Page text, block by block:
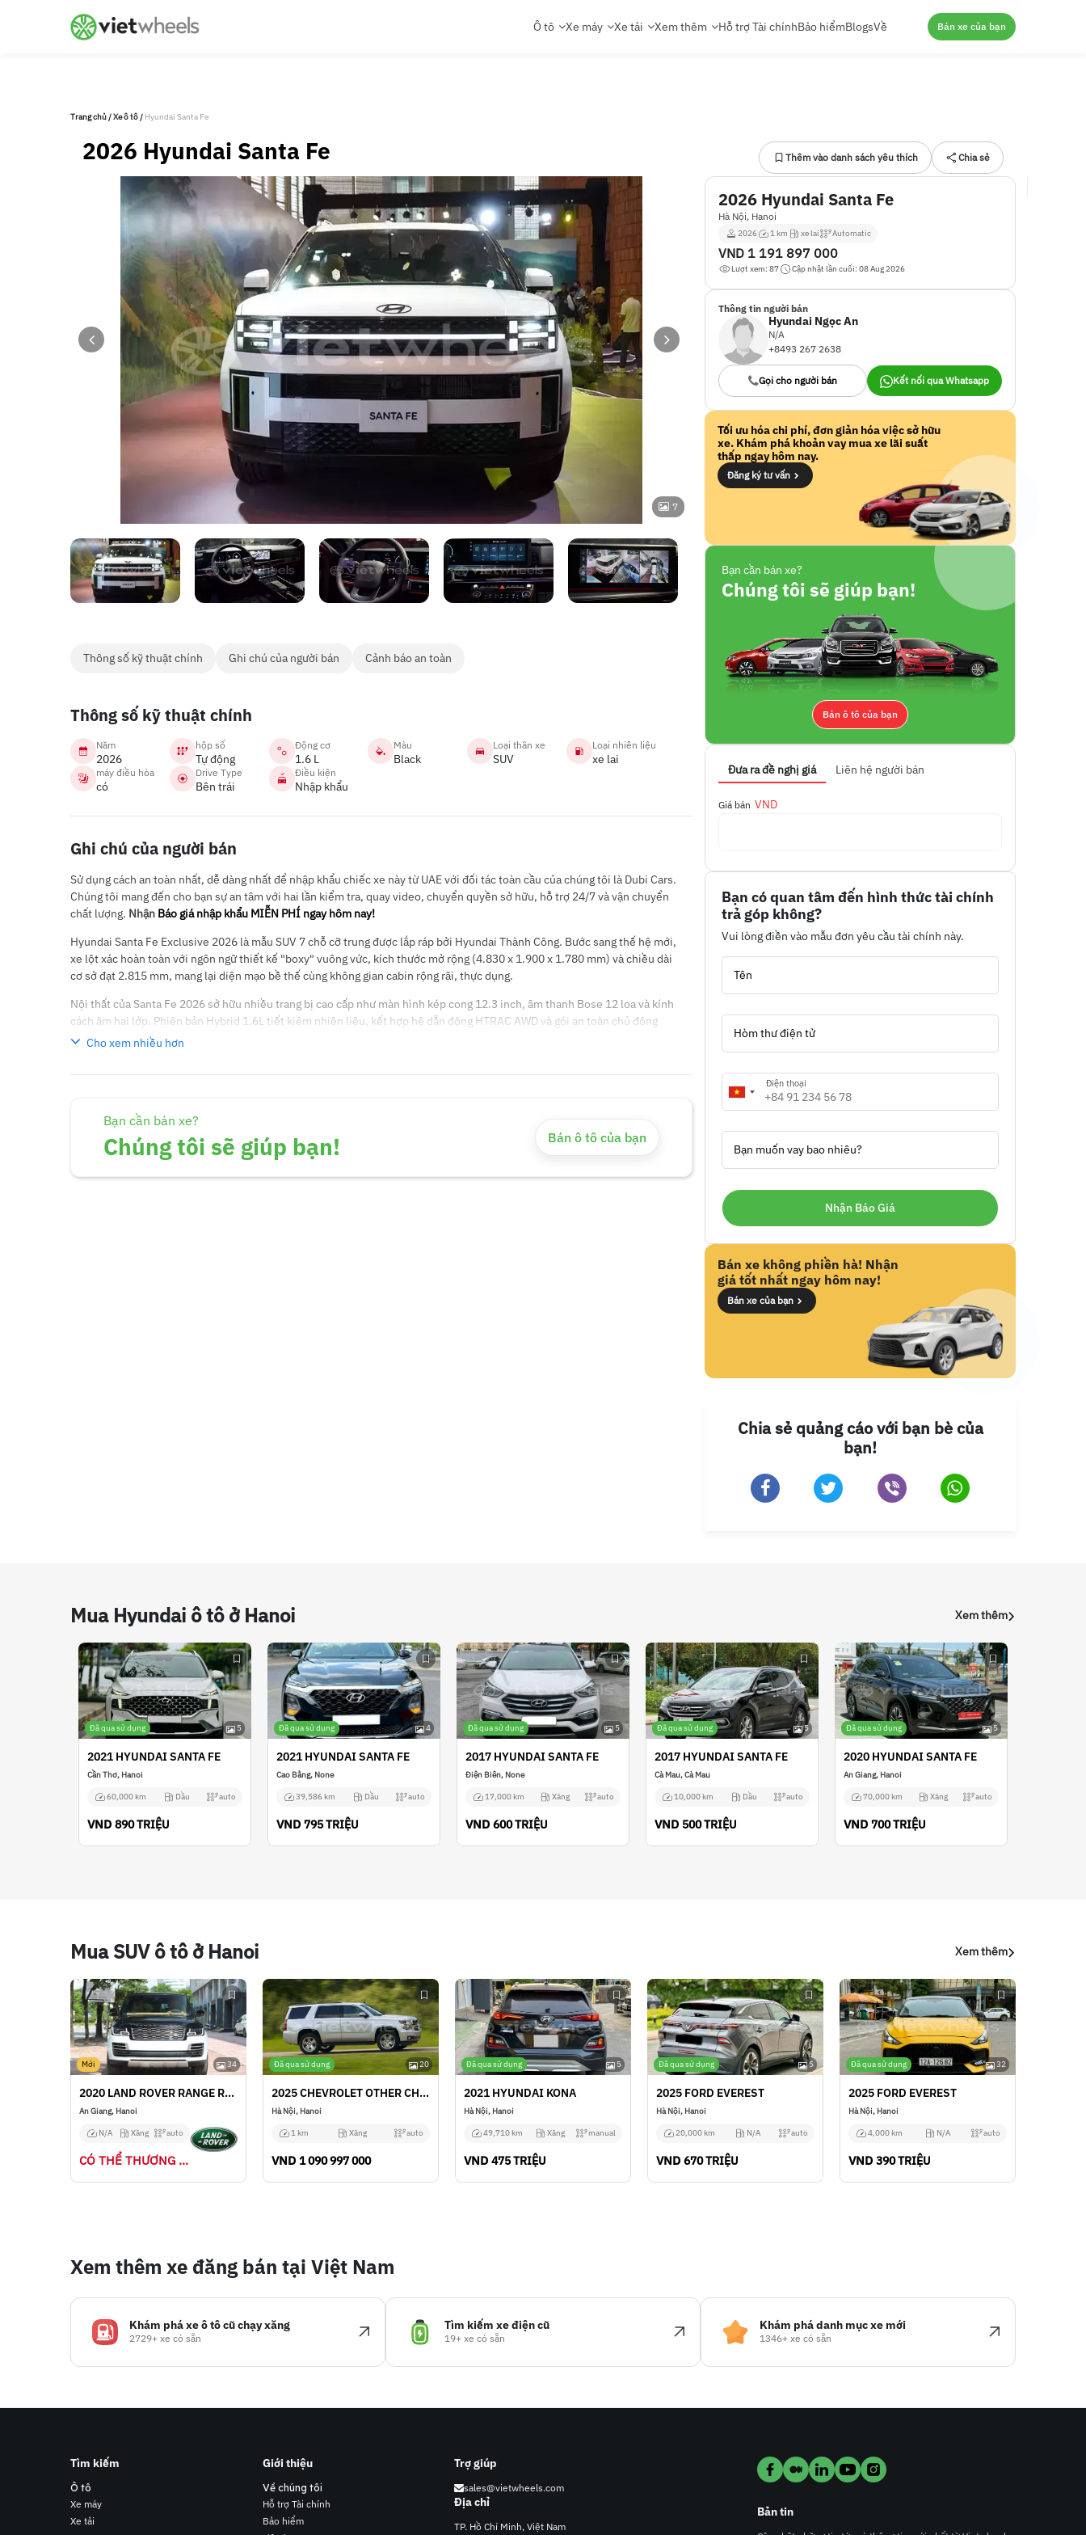
Ô tô
Xe máy Xe tải Xem thêm Hỗ trợ Tài chínhBảo hiểmBlogsVề Bán xe của bạn
Trang chủ/Xe ô tô/ Hyundai Santa Fe
2026 Hyundai Santa Fe Thêm vào danh sách yêu thích Chia sẻ
7
Thông số kỹ thuật chính Ghi chú của người bán Cảnh báo an toàn
Thông số kỹ thuật chính
Năm
2026
hộp số
Tự động
Động cơ
1.6 L
Màu
Black
Loại thân xe
SUV
Loại nhiên liệu
xe lai
máy điều hòa
có
Drive Type
Bên trái
Điều kiện
Nhập khẩu
Ghi chú của người bán
Sử dụng cách an toàn nhất, dễ dàng nhất để nhập khẩu chiếc xe này từ UAE với đối tác toàn cầu của chúng tôi là Dubi Cars.
Chúng tôi mang đến cho bạn sự an tâm với hai lần kiểm tra, quay video, chuyển quyền sở hữu, hỗ trợ 24/7 và vận chuyển
chất lượng. Nhận Báo giá nhập khẩu MIỄN PHÍ ngay hôm nay!
Hyundai Santa Fe Exclusive 2026 là mẫu SUV 7 chỗ cỡ trung được lắp ráp bởi Hyundai Thành Công. Bước sang thế hệ mới,
xe lột xác hoàn toàn với ngôn ngữ thiết kế "boxy" vuông vức, kích thước mở rộng (4.830 x 1.900 x 1.780 mm) và chiều dài
cơ sở đạt 2.815 mm, mang lại diện mạo bề thế cùng không gian cabin rộng rãi, thực dụng.
Nội thất của Santa Fe 2026 sở hữu nhiều trang bị cao cấp như màn hình kép cong 12.3 inch, âm thanh Bose 12 loa và kính
cách âm hai lớp. Phiên bản Hybrid 1.6L tiết kiệm nhiên liệu, kết hợp hệ dẫn động HTRAC AWD và gói an toàn chủ động
Hyundai SmartSense đạt chuẩn 5 sao ASEAN NCAP.
Cho xem nhiều hơn
Bạn cần bán xe?
Chúng tôi sẽ giúp bạn! Bán ô tô của bạn
2026 Hyundai Santa Fe
Hà Nội, Hanoi
2026 1 km xe lai Automatic
VND 1 191 897 000
Lượt xem: 87 Cập nhật lần cuối: 08 Aug 2026
Thông tin người bán
Hyundai Ngọc An
N/A
+8493 267 2638
Gọi cho người bán Kết nối qua Whatsapp
Tối ưu hóa chi phí, đơn giản hóa việc sở hữu
xe. Khám phá khoản vay mua xe lãi suất
thấp ngay hôm nay.
Đăng ký tư vấn
Bạn cần bán xe?
Chúng tôi sẽ giúp bạn!
Bán ô tô của bạn
Đưa ra đề nghị giá Liên hệ người bán
Giá bán VND
Bạn có quan tâm đến hình thức tài chính
trả góp không?
Vui lòng điền vào mẫu đơn yêu cầu tài chính này.
Tên
Hòm thư điện tử
Điện thoại
Bạn muốn vay bao nhiêu?
Bán xe không phiền hà! Nhận
giá tốt nhất ngay hôm nay!
Bán xe của bạn
Chia sẻ quảng cáo với bạn bè của
bạn!
Mua Hyundai ô tô ở Hanoi Xem thêm
Đã qua sử dụng 5
2021 HYUNDAI SANTA FE
Cần Thơ, Hanoi
60,000 km Dầu auto
VND 890 TRIỆU
Đã qua sử dụng 4
2021 HYUNDAI SANTA FE
Cao Bằng, None
39,586 km Dầu auto
VND 795 TRIỆU
Đã qua sử dụng 5
2017 HYUNDAI SANTA FE
Điện Biên, None
17,000 km Xăng auto
VND 600 TRIỆU
Đã qua sử dụng 5
2017 HYUNDAI SANTA FE
Cà Mau, Cà Mau
10,000 km Dầu auto
VND 500 TRIỆU
Đã qua sử dụng 5
2020 HYUNDAI SANTA FE
An Giang, Hanoi
70,000 km Xăng auto
VND 700 TRIỆU
Mua SUV ô tô ở Hanoi Xem thêm
Mới 34
2020 LAND ROVER RANGE ROVER
An Giang, Hanoi
N/A Xăng auto
CÓ THỂ THƯƠNG LƯỢNG
Đã qua sử dụng 20
2025 CHEVROLET OTHER CHEVROLET
Hà Nội, Hanoi
1 km Xăng auto
VND 1 090 997 000
Đã qua sử dụng 5
2021 HYUNDAI KONA
Hà Nội, Hanoi
49,710 km Xăng manual
VND 475 TRIỆU
Đã qua sử dụng 5
2025 FORD EVEREST
Hà Nội, Hanoi
20,000 km N/A auto
VND 670 TRIỆU
Đã qua sử dụng 32
2025 FORD EVEREST
Hà Nội, Hanoi
4,000 km N/A auto
VND 390 TRIỆU
Xem thêm xe đăng bán tại Việt Nam
Khám phá xe ô tô cũ chạy xăng
2729+ xe có sẵn
Tìm kiếm xe điện cũ
19+ xe có sẵn
Khám phá danh mục xe mới
1346+ xe có sẵn
Tìm kiếm
Ô tô
Xe máy
Xe tải
Giới thiệu
Về chúng tôi
Hỗ trợ Tài chính
Bảo hiểm
Địa chỉ
TP. Hồ Chí Minh, Việt Nam
Trợ giúp
sales@vietwheels.com
Bản tin